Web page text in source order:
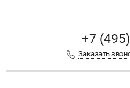
+7
Заказать